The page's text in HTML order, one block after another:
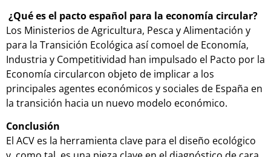
¿Qué es el pacto español para la economía circular?
Los Ministerios de Agricultura, Pesca y Alimentación y
para la Transición Ecológica así comoel de Economía,
Industria y Competitividad han impulsado el Pacto por la
Economía circularcon objeto de implicar a los
principales agentes económicos y sociales de España en
la transición hacia un nuevo modelo económico.
Conclusión
El ACV es la herramienta clave para el diseño ecológico